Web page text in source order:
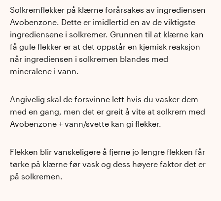
Solkremflekker på klærne forårsakes av ingrediensen
Avobenzone. Dette er imidlertid en av de viktigste
ingrediensene i solkremer. Grunnen til at klærne kan
få gule flekker er at det oppstår en kjemisk reaksjon
når ingrediensen i solkremen blandes med
mineralene i vann.
Angivelig skal de forsvinne lett hvis du vasker dem
med en gang, men det er greit å vite at solkrem med
Avobenzone + vann/svette kan gi flekker.
Flekken blir vanskeligere å fjerne jo lengre flekken får
tørke på klærne før vask og dess høyere faktor det er
på solkremen.